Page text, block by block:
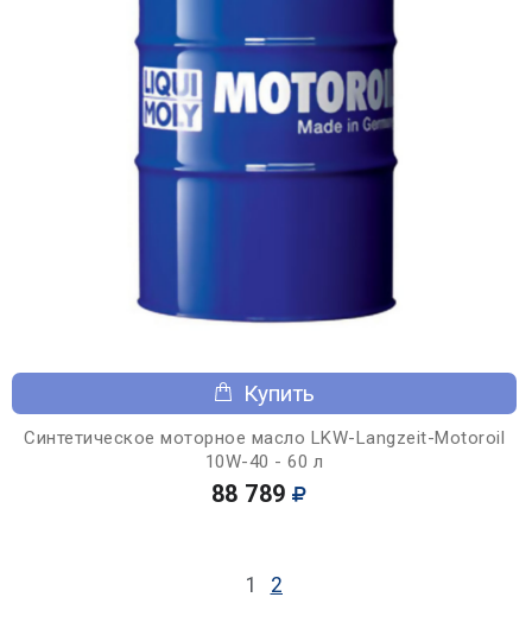
Купить
Синтетическое моторное масло LKW-Langzeit-Motoroil
10W-40 - 60 л
88 789
1 2